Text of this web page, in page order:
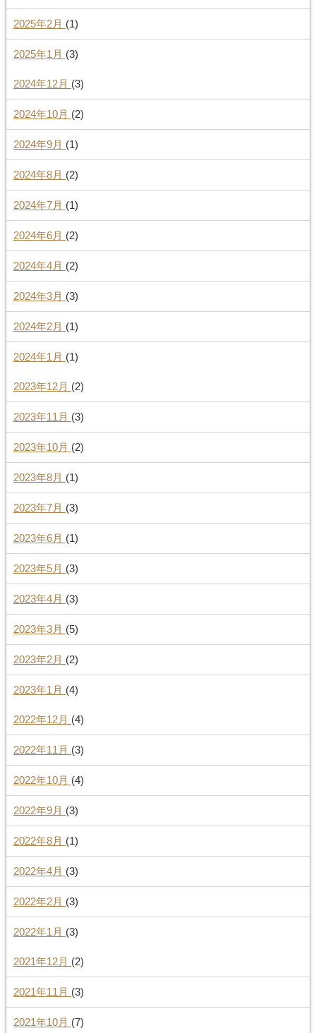
2025年2月 (1)
2025年1月 (3)
2024年12月 (3)
2024年10月 (2)
2024年9月 (1)
2024年8月 (2)
2024年7月 (1)
2024年6月 (2)
2024年4月 (2)
2024年3月 (3)
2024年2月 (1)
2024年1月 (1)
2023年12月 (2)
2023年11月 (3)
2023年10月 (2)
2023年8月 (1)
2023年7月 (3)
2023年6月 (1)
2023年5月 (3)
2023年4月 (3)
2023年3月 (5)
2023年2月 (2)
2023年1月 (4)
2022年12月 (4)
2022年11月 (3)
2022年10月 (4)
2022年9月 (3)
2022年8月 (1)
2022年4月 (3)
2022年2月 (3)
2022年1月 (3)
2021年12月 (2)
2021年11月 (3)
2021年10月 (7)